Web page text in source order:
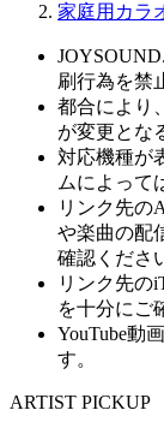
家庭用カラ
刷行為を禁
都合により
が変更とな
対応機種が
ムによって
リンク先の
や楽曲の配
確認くださ
リンク先の
を十分にご
YouTube動
す。
ARTIST PICKUP